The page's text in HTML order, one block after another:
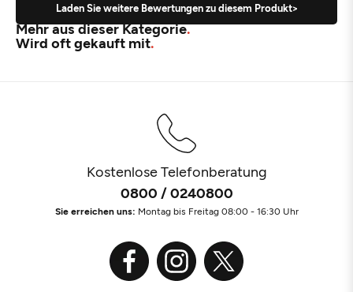
Laden Sie weitere Bewertungen zu diesem Produkt>
Mehr aus dieser Kategorie
Wird oft gekauft mit
Kostenlose Telefonberatung
0800 / 0240800
Sie erreichen uns: Montag bis Freitag 08:00 - 16:30 Uhr